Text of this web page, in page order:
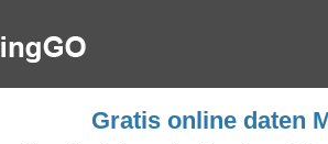
Gratis online daten